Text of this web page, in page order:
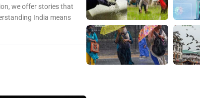
we offer stories that
India means